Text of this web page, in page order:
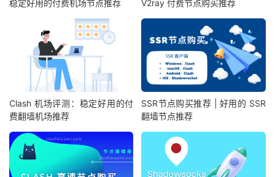
稳定好用的付费机场节点推荐
V2ray 付费节点购买推荐
Clash 机场评测：稳定好用的付
费翻墙机场推荐
SSR节点购买推荐 | 好用的 SSR
翻墙节点推荐